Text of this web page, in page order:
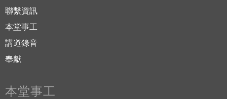
聯繫資訊
本堂事工
講道錄音
奉獻
本堂事工